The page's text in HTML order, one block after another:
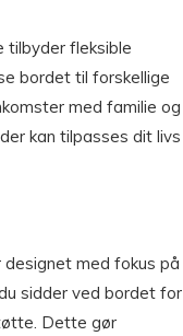
tilbyder fleksible
bordet til forskellige
med familie og
kan tilpasses dit livs
med fokus på
sidder ved bordet for
Dette gør